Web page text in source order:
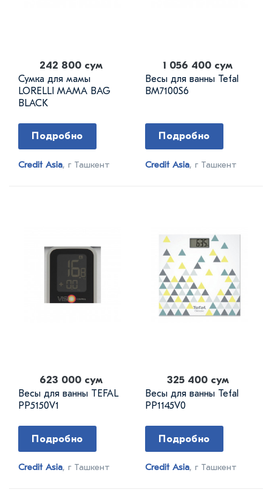
242 800 сум
Сумка для мамы
LORELLI MAMA BAG
BLACK
Подробно
Credit Asia, г Ташкент
1 056 400 сум
Весы для ванны Tefal
BM7100S6
Подробно
Credit Asia, г Ташкент
623 000 сум
Весы для ванны TEFAL
PP5150V1
Подробно
Credit Asia, г Ташкент
325 400 сум
Весы для ванны Tefal
PP1145V0
Подробно
Credit Asia, г Ташкент